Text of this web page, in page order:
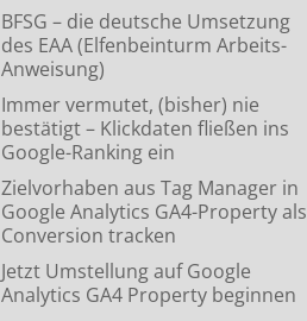
BFSG – die deutsche Umsetzung
des EAA (Elfenbeinturm Arbeits-
Anweisung)
Immer vermutet, (bisher) nie
bestätigt – Klickdaten fließen ins
Google-Ranking ein
Zielvorhaben aus Tag Manager in
Google Analytics GA4-Property als
Conversion tracken
Jetzt Umstellung auf Google
Analytics GA4 Property beginnen